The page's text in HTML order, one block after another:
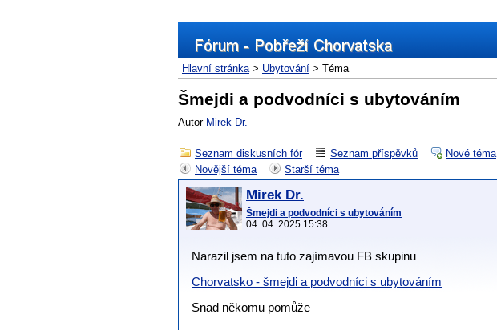
Hlavní stránka> Ubytování > Téma
Šmejdi a podvodníci s ubytováním
Autor Mirek Dr.
Seznam diskusních fór Seznam příspěvků
Nové téma
Novější téma
Starší téma
Mirek Dr.
Šmejdi a podvodníci s ubytováním
04. 04. 2025 15:38
Narazil jsem na tuto zajímavou FB skupinu
Chorvatsko - šmejdi a podvodníci s ubytováním
Snad někomu pomůže